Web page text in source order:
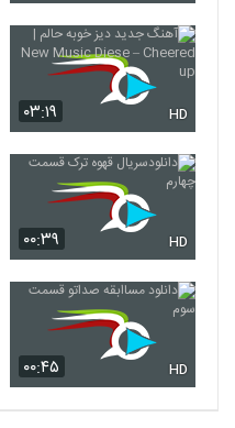
۰۳:۱۹ HD
۰۰:۳۹ HD
۰۰:۴۵ HD